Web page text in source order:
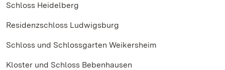
Schloss Heidelberg
Residenzschloss Ludwigsburg
Schloss und Schlossgarten Weikersheim
Kloster und Schloss Bebenhausen